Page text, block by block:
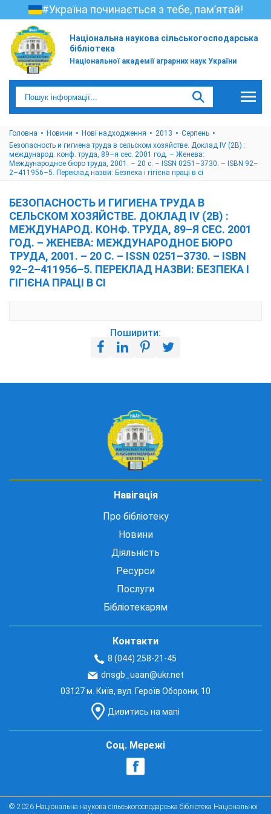
#Україна починається з тебе, пам’ятай!
Національна наукова сільськогосподарська
бібліотека
Національної академії аграрних наук України
Головна Новини Нові надходження 2013
Серпень
Безопасность и гигиена труда в сельском хозяйстве. Доклад IV (2В) :
международ. конф. труда, 89–я сес. 2001 год. – Женева:
Международное бюро труда, 2001. – 20 с. – ISSN 0251–3730. – ISBN 92–
2–411956–5. Переклад назви: Безпека і гігієна праці в сі
БЕЗОПАСНОСТЬ И ГИГИЕНА ТРУДА В
СЕЛЬСКОМ ХОЗЯЙСТВЕ. ДОКЛАД IV (2В) :
МЕЖДУНАРОД. КОНФ. ТРУДА, 89–Я СЕС. 2001
ГОД. – ЖЕНЕВА: МЕЖДУНАРОДНОЕ БЮРО
ТРУДА, 2001. – 20 С. – ISSN 0251–3730. – ISBN
92–2–411956–5. ПЕРЕКЛАД НАЗВИ: БЕЗПЕКА І
ГІГІЄНА ПРАЦІ В СІ
Поширити:
Навігація
Про бібліотеку
Новини
Діяльність
Ресурси
Послуги
Бібліотекарям
Контакти
8 (044) 258-21-45
dnsgb_uaan@ukr.net
03127 м. Київ, вул. Героїв Оборони, 10
Дивитись на мапі
Соц. Мережі
© 2026 Національна наукова сільськогосподарська бібліотека Національної